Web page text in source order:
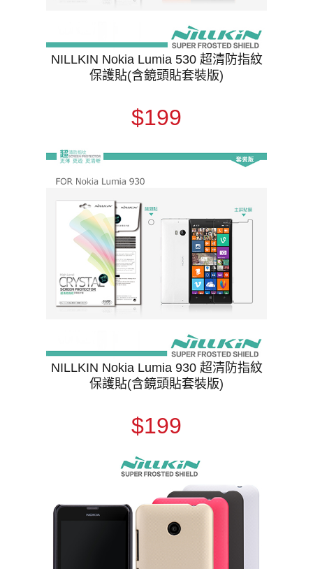
NILLKIN Nokia Lumia 530 超清防指紋
保護貼(含鏡頭貼套裝版)
$199
NILLKIN Nokia Lumia 930 超清防指紋
保護貼(含鏡頭貼套裝版)
$199